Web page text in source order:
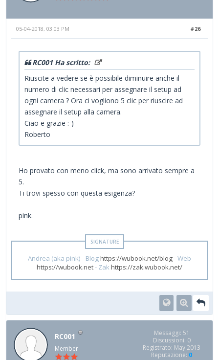
#26
05-04-2018, 03:03 PM
RC001 Ha scritto:
Riuscite a vedere se è possibile diminuire anche il
numero di clic necessari per assegnare il setup ad
ogni camera ? Ora ci vogliono 5 clic per riuscire ad
assegnare il setup alla camera.
Ciao e grazie :-)
Roberto
Ho provato con meno click, ma sono arrivato sempre a
5.
Ti trovi spesso con questa esigenza?
pink.
Andrea (aka pink) - Bloghttps://wubook.net/blog- Web
https://wubook.net- Zakhttps://zak.wubook.net/
RC001
Member
Messaggi: 51
Discussioni: 0
Registrato: May 2013
Reputazione: 0